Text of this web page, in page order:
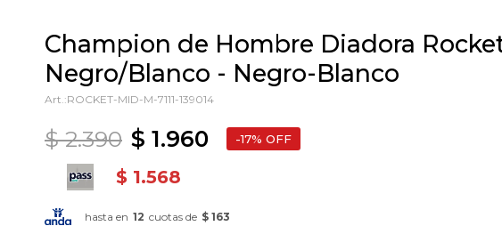
Champion de Hombre Diadora
Negro/Blanco - Negro-Blanco
ROCKET-MID-M-7111-139014
$ 1.960
$ 2.390 17
$ 1.568
hasta en 12 cuotas de $ 163